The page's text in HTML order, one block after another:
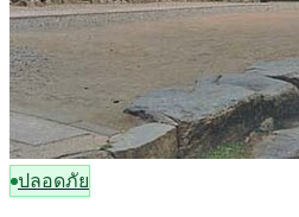
ปลอดภัย